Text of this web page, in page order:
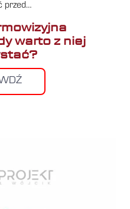
przed…
warto z niej